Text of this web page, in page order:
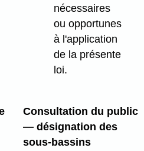
nécessaires
ou opportunes
à l'application
de la présente
loi.
Consultation du public
— désignation des
sous-bassins